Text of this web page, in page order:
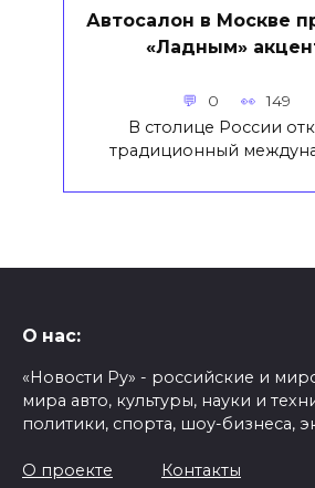
Автосалон в Москве
«Ладным»
0 149
В столице России
традиционный
О нас:
«Новости Ру» - российские и
мира авто, культуры, науки и
политики, спорта, шоу-бизнеса,
О проекте Контакты